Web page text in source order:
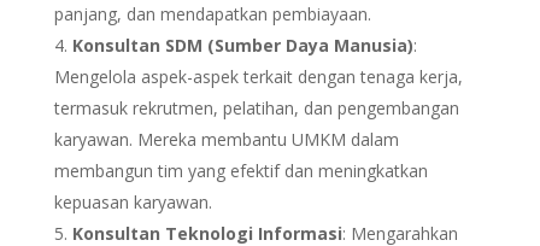
panjang, dan mendapatkan pembiayaan.
Konsultan SDM (Sumber Daya Manusia):
Mengelola aspek-aspek terkait dengan tenaga kerja,
termasuk rekrutmen, pelatihan, dan pengembangan
karyawan. Mereka membantu UMKM dalam
membangun tim yang efektif dan meningkatkan
kepuasan karyawan.
Konsultan Teknologi Informasi: Mengarahkan